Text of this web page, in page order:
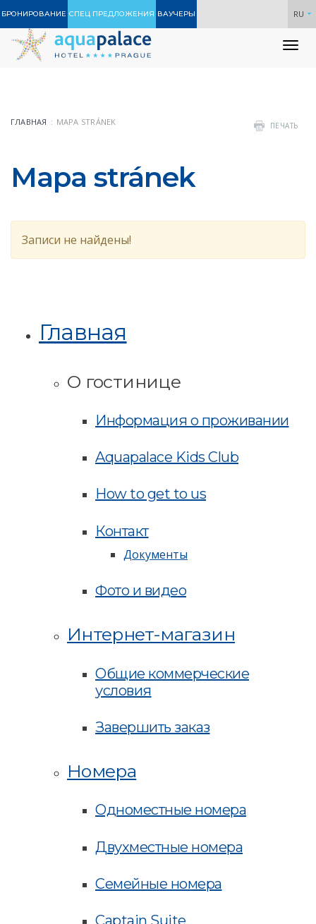
БРОНИРОВАНИЕ СПЕЦ ПРЕДЛОЖЕНИЯ ВАУЧЕРЫ RU
ПЕЧАТЬ
ГЛАВНАЯ MAPA STRÁNEK
Mapa stránek
Записи не найдены!
Главная
О гостинице
Информация о проживании
Aquapalace Kids Club
How to get to us
Контакт
Документы
Фото и видео
Интернет-магазин
Общие коммерческие
условия
Завершить заказ
Номера
Одноместные номера
Двухместные номера
Семейные номера